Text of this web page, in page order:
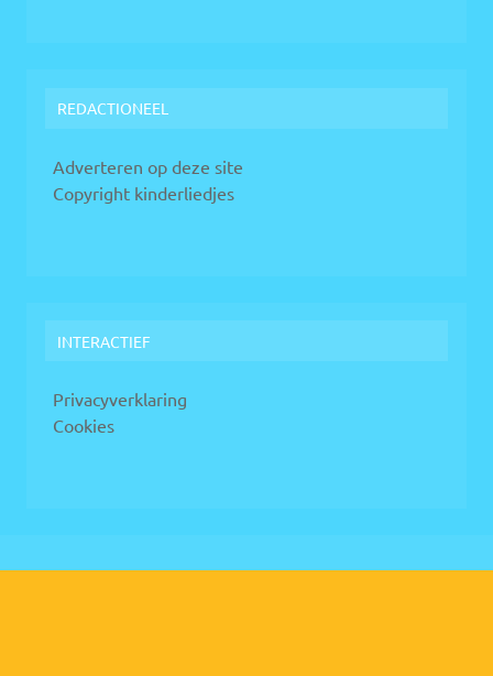
REDACTIONEEL
Adverteren op deze site
Copyright kinderliedjes
INTERACTIEF
Privacyverklaring
Cookies